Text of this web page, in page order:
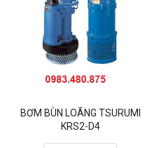
BƠM BÙN LOÃNG TSURUMI
KRS2-D4